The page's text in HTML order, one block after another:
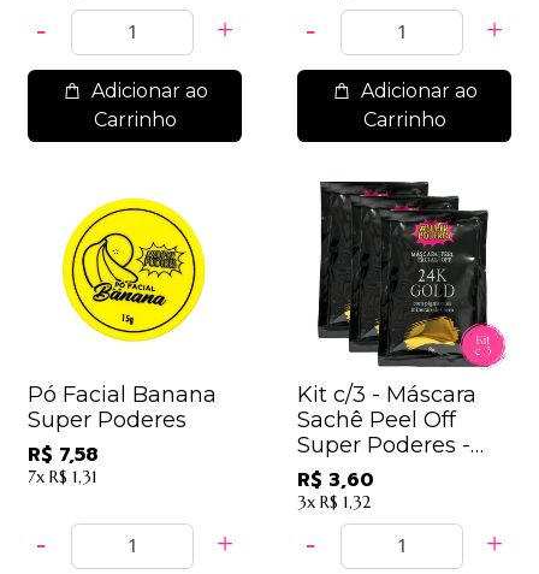
Adicionar ao
Carrinho
Adicionar ao
Carrinho
Pó Facial Banana
Super Poderes
R$ 7,58
7x R$ 1,31
Kit c/3 - Máscara
Sachê Peel Off
Super Poderes -
MFSP37 - 24K
GOLD / 1,20
R$ 3,60
3x R$ 1,32